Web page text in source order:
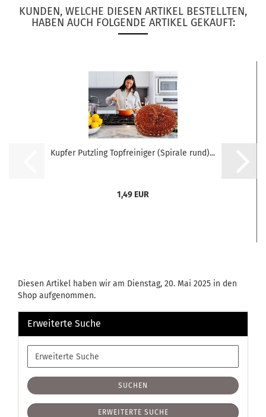
KUNDEN, WELCHE DIESEN ARTIKEL BESTELLTEN,
HABEN AUCH FOLGENDE ARTIKEL GEKAUFT:
Kupfer Putzling Topfreiniger (Spirale rund)...
1,49 EUR
Diesen Artikel haben wir am Dienstag, 20. Mai 2025 in den
Shop aufgenommen.
Erweiterte Suche
Erweiterte
Suche
SUCHEN
ERWEITERTE SUCHE